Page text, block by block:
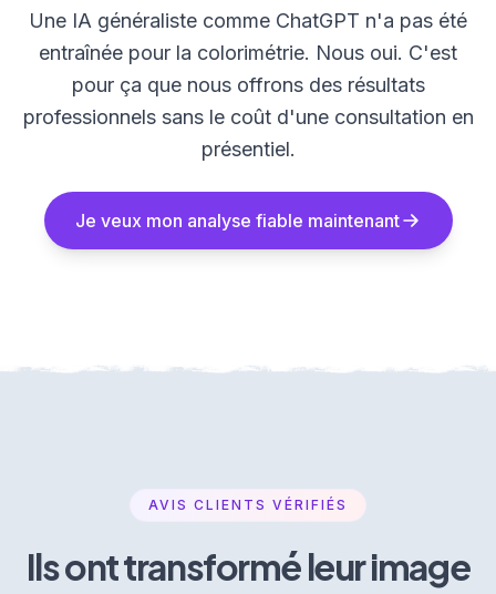
Une IA généraliste comme ChatGPT n'a pas été
entraînée pour la colorimétrie. Nous oui. C'est
pour ça que nous offrons des résultats
professionnels sans le coût d'une consultation en
présentiel.
Je veux mon analyse fiable maintenant
AVIS CLIENTS VÉRIFIÉS
Ils ont transformé leur image